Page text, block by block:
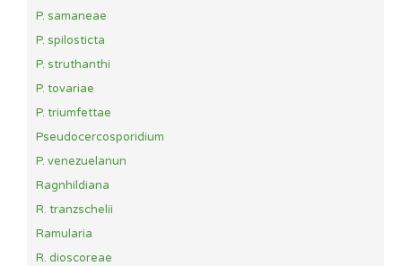
P. samaneae
P. spilosticta
P. struthanthi
P. tovariae
P. triumfettae
Pseudocercosporidium
P. venezuelanun
Ragnhildiana
R. tranzschelii
Ramularia
R. dioscoreae